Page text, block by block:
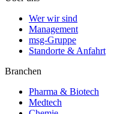
Wer wir sind
Management
msg-Gruppe
Standorte & Anfahrt
Branchen
Pharma & Biotech
Medtech